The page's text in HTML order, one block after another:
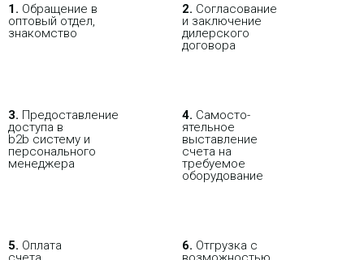
ПОКУПАЯ С НАСТРОЙКОЙ
1. Обращение в
оптовый отдел,
знакомство
2. Согласование
и заключение
дилерского
договора
3. Пре­до­ста­вле­ние
доступа в
b2b систему и
персо­нального
мене­джера
4. Само­сто­-
ятель­ное
выставление
счета на
требуемое
оборудование
5. Оплата
6. Отгрузка с